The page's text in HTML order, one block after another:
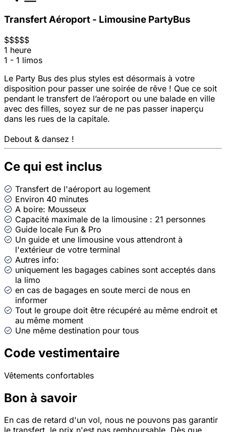
Transfert Aéroport - Limousine PartyBus
$$$$$
1 heure
1 - 1 limos
Le Party Bus des plus styles est désormais à votre
disposition pour passer une soirée de rêve ! Que ce soit
pendant le transfert de l’aéroport ou une balade en ville
avec des filles, soyez sur de ne pas passer inaperçu
dans les rues de la capitale.
Debout & dansez !
Ce qui est inclus
Transfert de l'aéroport au logement
Environ 40 minutes
A boire: Mousseux
Capacité maximale de la limousine : 21 personnes
Guide locale Fun & Pro
Un guide et une limousine vous attendront à
l'extérieur de votre terminal
Autres info:
uniquement les bagages cabines sont acceptés dans
la limo
⁠en cas de bagages en soute merci de nous en
informer
Tout le groupe doit être récupéré au même endroit et
au même moment
Une même destination pour tous
Code vestimentaire
Vêtements confortables
Bon à savoir
En cas de retard d'un vol, nous ne pouvons pas garantir